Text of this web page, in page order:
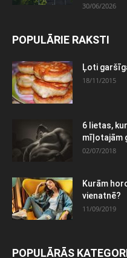
30/06/2026
POPULĀRIE RAKSTI
Ļoti
18/11/2015
6 lietas,
mīļotajām
02/07/2018
Kurām
vienatnē?
11/09/2019
POPULĀRĀS